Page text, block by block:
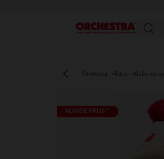
menu
Orchestra Baby Baby meisje
RONDE PRIJS**